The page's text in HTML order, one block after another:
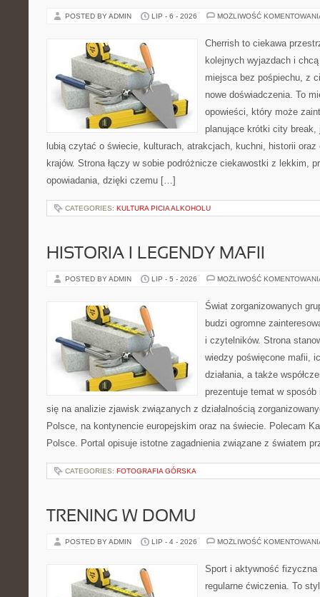
POSTED BY ADMIN LIP - 6 - 2026 MOŻLIWOŚĆ
Cherrish to ciekawa
kolejnych wyjazdach i
miejsca bez pośpiechu, z
nowe doświadczenia. To
opowieści, który może
planujące krótki city
lubią czytać o świecie, kulturach, atrakcjach, kuchni, historii
krajów. Strona łączy w sobie podróżnicze ciekawostki z lekkim,
opowiadania, dzięki czemu […]
CATEGORIES: KULTURA PICIA ALKOHOLU
HISTORIA I LEGENDY MAFII
POSTED BY ADMIN LIP - 5 - 2026 MOŻLIWOŚĆ
Świat zorganizowanych
budzi ogromne
i czytelników. Strona
wiedzy poświęcone mafii,
działania, a także
prezentuje temat w
się na analizie zjawisk związanych z działalnością
Polsce, na kontynencie europejskim oraz na świecie. Polecam
Polsce. Portal opisuje istotne zagadnienia związane z światem
CATEGORIES: FOTOGRAFIA GÓRSKA
TRENING W DOMU
POSTED BY ADMIN LIP - 4 - 2026 MOŻLIWOŚĆ
Sport i aktywność
regularne ćwiczenia. To